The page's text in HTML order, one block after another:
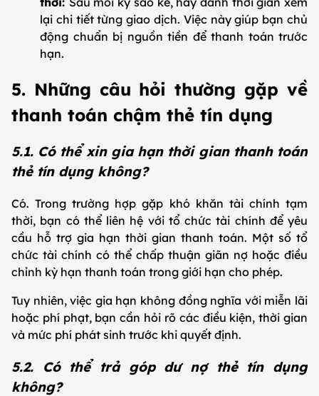
lại chi tiết từng giao dịch. Việc này giúp bạn chủ
động chuẩn bị nguồn tiền để thanh toán trước
hạn.
5. Những câu hỏi thường gặp về
thanh toán chậm thẻ tín dụng
5.1. Có thể xin gia hạn thời gian thanh toán
thẻ tín dụng không?
Có. Trong trường hợp gặp khó khăn tài chính tạm
thời, bạn có thể liên hệ với tổ chức tài chính để yêu
cầu hỗ trợ gia hạn thời gian thanh toán. Một số tổ
chức tài chính có thể chấp thuận giãn nợ hoặc điều
chỉnh kỳ hạn thanh toán trong giới hạn cho phép.
Tuy nhiên, việc gia hạn không đồng nghĩa với miễn lãi
hoặc phí phạt, bạn cần hỏi rõ các điều kiện, thời gian
và mức phí phát sinh trước khi quyết định.
5.2. Có thể trả góp dư nợ thẻ tín dụng
không?